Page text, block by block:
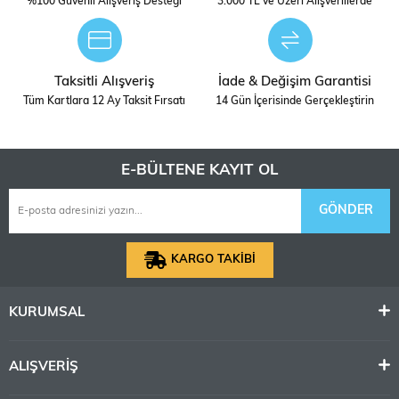
Ocak 2001'de enkaz bir kez daha tespit edildi,
ancak bu sefer C & C Technologies tarafından
bulundu.
Yaşanan kazadan buna gemi bugün aynı
noktada yatmaktadır.
DURUMU
DIGERLERI
Taksitli Alışveriş
Tüm Kartlara 12 Ay Taksit Fırsatı
İade & Değişim Garantisi
14 Gün İçerisinde Gerçekleştirin
E-BÜLTENE KAYIT OL
GÖNDER
KARGO TAKİBİ
KURUMSAL
ALIŞVERİŞ